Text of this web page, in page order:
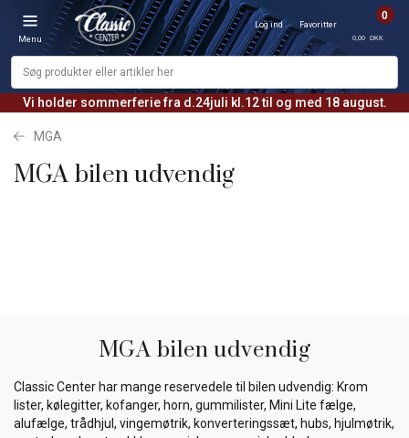
Vi holder sommerferie fra d.24juli kl.12 til og med 18 august.
Menu
Log ind Favoritter
0
0,00 DKK
MGA
MGA bilen udvendig
MGA bilen udvendig
Classic Center har mange reservedele til bilen udvendig: Krom
lister, kølegitter, kofanger, horn, gummilister, Mini Lite fælge,
alufælge, trådhjul, vingemøtrik, konverteringssæt, hubs, hjulmøtrik,